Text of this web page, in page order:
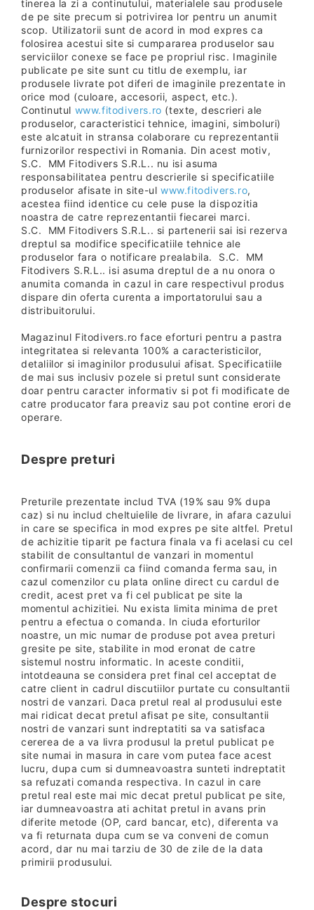
tinerea la zi a continutului, materialele sau produsele
de pe site precum si potrivirea lor pentru un anumit
scop. Utilizatorii sunt de acord in mod expres ca
folosirea acestui site si cumpararea produselor sau
serviciilor conexe se face pe propriul risc. Imaginile
publicate pe site sunt cu titlu de exemplu, iar
produsele livrate pot diferi de imaginile prezentate in
orice mod (culoare, accesorii, aspect, etc.).
Continutul www.fitodivers.ro (texte, descrieri ale
produselor, caracteristici tehnice, imagini, simboluri)
este alcatuit in stransa colaborare cu reprezentantii
furnizorilor respectivi in Romania. Din acest motiv,
S.C. MM Fitodivers S.R.L.. nu isi asuma
responsabilitatea pentru descrierile si specificatiile
produselor afisate in site-ulwww.fitodivers.ro,
acestea fiind identice cu cele puse la dispozitia
noastra de catre reprezentantii fiecarei marci.
S.C. MM Fitodivers S.R.L.. si partenerii sai isi rezerva
dreptul sa modifice specificatiile tehnice ale
produselor fara o notificare prealabila. S.C. MM
Fitodivers S.R.L.. isi asuma dreptul de a nu onora o
anumita comanda in cazul in care respectivul produs
dispare din oferta curenta a importatorului sau a
distribuitorului.
Magazinul Fitodivers.ro face eforturi pentru a pastra
integritatea si relevanta 100% a caracteristicilor,
detaliilor si imaginilor produsului afisat. Specificatiile
de mai sus inclusiv pozele si pretul sunt considerate
doar pentru caracter informativ si pot fi modificate de
catre producator fara preaviz sau pot contine erori de
operare.
Despre preturi
Preturile prezentate includ TVA (19% sau 9% dupa
caz) si nu includ cheltuielile de livrare, in afara cazului
in care se specifica in mod expres pe site altfel. Pretul
de achizitie tiparit pe factura finala va fi acelasi cu cel
stabilit de consultantul de vanzari in momentul
confirmarii comenzii ca fiind comanda ferma sau, in
cazul comenzilor cu plata online direct cu cardul de
credit, acest pret va fi cel publicat pe site la
momentul achizitiei. Nu exista limita minima de pret
pentru a efectua o comanda. In ciuda eforturilor
noastre, un mic numar de produse pot avea preturi
gresite pe site, stabilite in mod eronat de catre
sistemul nostru informatic. In aceste conditii,
intotdeauna se considera pret final cel acceptat de
catre client in cadrul discutiilor purtate cu consultantii
nostri de vanzari. Daca pretul real al produsului este
mai ridicat decat pretul afisat pe site, consultantii
nostri de vanzari sunt indreptatiti sa va satisfaca
cererea de a va livra produsul la pretul publicat pe
site numai in masura in care vom putea face acest
lucru, dupa cum si dumneavoastra sunteti indreptatit
sa refuzati comanda respectiva. In cazul in care
pretul real este mai mic decat pretul publicat pe site,
iar dumneavoastra ati achitat pretul in avans prin
diferite metode (OP, card bancar, etc), diferenta va
va fi returnata dupa cum se va conveni de comun
acord, dar nu mai tarziu de 30 de zile de la data
primirii produsului.
Despre stocuri